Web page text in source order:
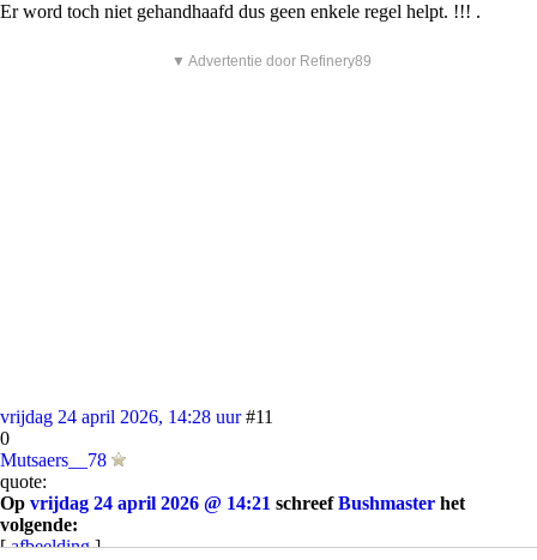
Er word toch niet gehandhaafd dus geen enkele regel helpt. !!! .
▼ Advertentie door Refinery89
vrijdag 24 april 2026, 14:28 uur #11
0
Mutsaers__78
quote:
Op vrijdag 24 april 2026 @ 14:21 schreefBushmaster het
volgende:
[afbeelding]